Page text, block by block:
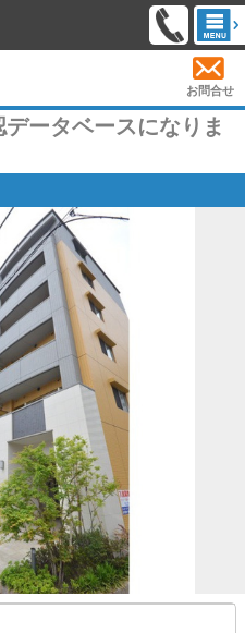
お問合せ
ータベースになりま